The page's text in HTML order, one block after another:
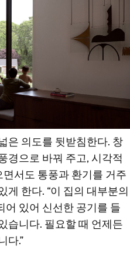
은 의도를 뒷받침한다. 창
경으로 바꿔 주고, 시각적
서도 통풍과 환기를 거주
게 한다. “이 집의 대부분의
어 있어 신선한 공기를 들
습니다. 필요할 때 언제든
다.”